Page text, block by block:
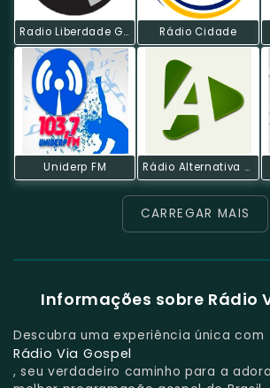
Radio Liberdade Gospel Rádio Cidade
Uniderp FM Rádio Alternativa FM
CARREGAR MAIS
Informações sobre Rádio
Descubra uma experiência única com
Rádio Via Gospel
, seu verdadeiro caminho para a